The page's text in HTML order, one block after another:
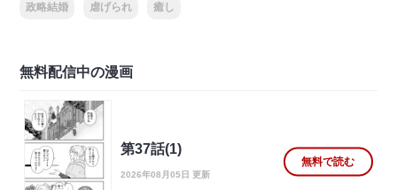
政略結婚 虐げられ 癒し
無料配信中の漫画
第37話(1)
2026年08月05日 更新
無料で読む